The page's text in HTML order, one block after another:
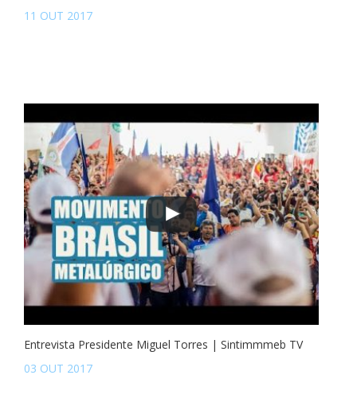
11 OUT 2017
Entrevista Presidente Miguel Torres | Sintimmmeb TV
03 OUT 2017